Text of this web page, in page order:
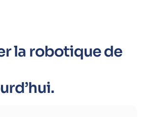
la robotique de